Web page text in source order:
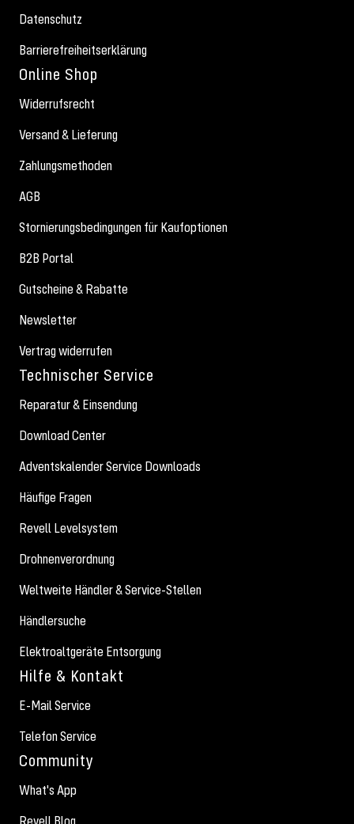
Datenschutz
Barrierefreiheitserklärung
Online Shop
Widerrufsrecht
Versand & Lieferung
Zahlungsmethoden
AGB
Stornierungsbedingungen für Kaufoptionen
B2B Portal
Gutscheine & Rabatte
Newsletter
Vertrag widerrufen
Technischer Service
Reparatur & Einsendung
Download Center
Adventskalender Service Downloads
Häufige Fragen
Revell Levelsystem
Drohnenverordnung
Weltweite Händler & Service-Stellen
Händlersuche
Elektroaltgeräte Entsorgung
Hilfe & Kontakt
E-Mail Service
Telefon Service
Community
What's App